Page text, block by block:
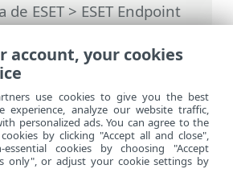
ESET>ESET Endpoint
avanzada>
Protección de acceso a la
conexión de la red
account, your cookies
use cookies to give you the best
experience, analyze our website traffic,
personalized ads. You can agree to the
by clicking "Accept all and close",
cookies by choosing "Accept
only", or adjust your cookie settings by